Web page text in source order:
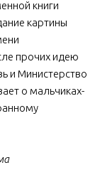
книги
картины
прочих идею
и Министерство
о мальчиках-